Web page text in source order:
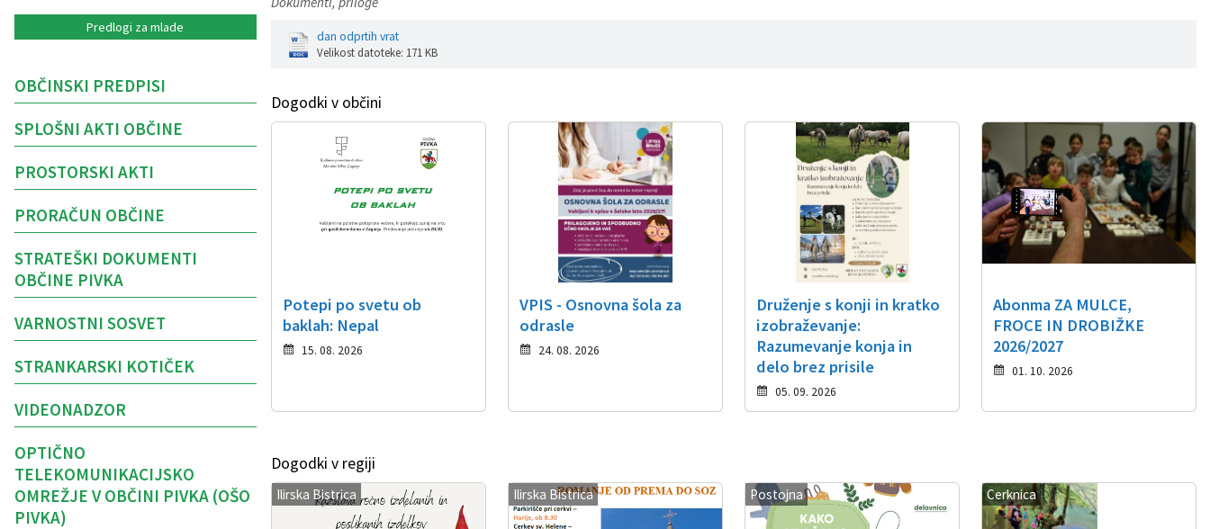
dan odprtih vrat
Velikost datoteke: 171 KB
Dogodki v občini
Potepi po svetu ob
baklah: Nepal
15. 08. 2026
VPIS - Osnovna šola za
odrasle
24. 08. 2026
Druženje s konji in kratko
izobraževanje:
Razumevanje konja in
delo brez prisile
05. 09. 2026
Abonma ZA MULCE,
FROCE IN DROBIŽKE
2026/2027
01. 10. 2026
Dogodki v regiji
Ilirska Bistrica Ilirska Bistrica Postojna Cerknica
Predlogi za mlade
OBČINSKI PREDPISI
SPLOŠNI AKTI OBČINE
PROSTORSKI AKTI
PRORAČUN OBČINE
STRATEŠKI DOKUMENTI
OBČINE PIVKA
VARNOSTNI SOSVET
STRANKARSKI KOTIČEK
VIDEONADZOR
OPTIČNO
TELEKOMUNIKACIJSKO
OMREŽJE V OBČINI PIVKA (OŠO
PIVKA)